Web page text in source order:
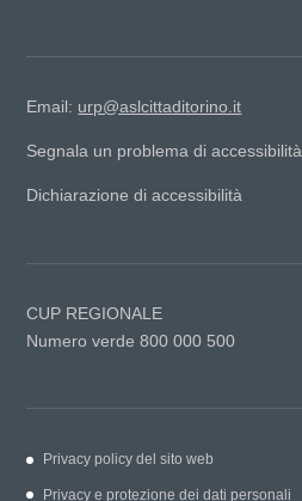
Email: urp@aslcittaditorino.it
Segnala un problema di accessibilità
Dichiarazione di accessibilità
CUP REGIONALE
Numero verde 800 000 500
Privacy policy del sito web
Privacy e protezione dei dati personali